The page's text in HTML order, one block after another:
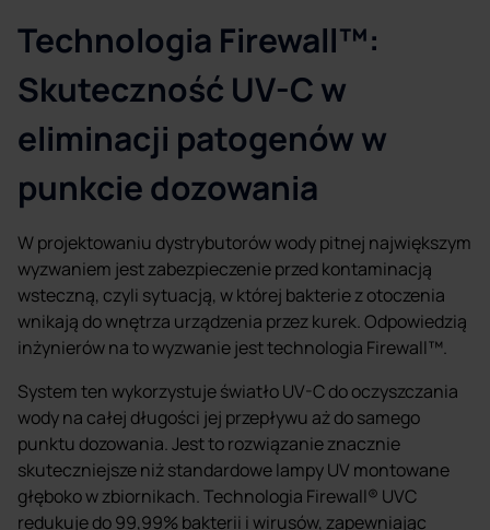
Technologia Firewall™:
Skuteczność UV-C w
eliminacji patogenów w
punkcie dozowania
W projektowaniu dystrybutorów wody pitnej największym
wyzwaniem jest zabezpieczenie przed kontaminacją
wsteczną, czyli sytuacją, w której bakterie z otoczenia
wnikają do wnętrza urządzenia przez kurek. Odpowiedzią
inżynierów na to wyzwanie jest technologia Firewall™.
System ten wykorzystuje światło UV-C do oczyszczania
wody na całej długości jej przepływu aż do samego
punktu dozowania. Jest to rozwiązanie znacznie
skuteczniejsze niż standardowe lampy UV montowane
głęboko w zbiornikach. Technologia Firewall® UVC
redukuje do 99,99% bakterii i wirusów, zapewniając